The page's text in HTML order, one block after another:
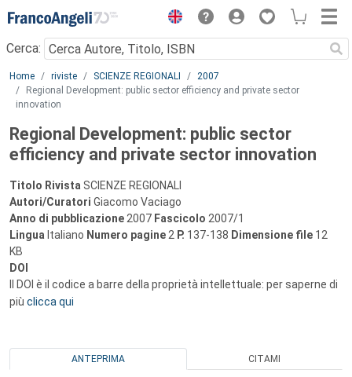
Menu
Cerca:
Main content
Home riviste SCIENZE REGIONALI
2007
Regional Development: public sector efficiency and private sector
innovation
Regional Development: public sector
efficiency and private sector innovation
Titolo Rivista SCIENZE REGIONALI
Autori/Curatori Giacomo Vaciago
Anno di pubblicazione 2007 Fascicolo 2007/1
Lingua Italiano Numero pagine 2 P. 137-138 Dimensione file 12
KB
DOI
Il DOI è il codice a barre della proprietà intellettuale: per saperne di
più clicca qui
ANTEPRIMA CITAMI